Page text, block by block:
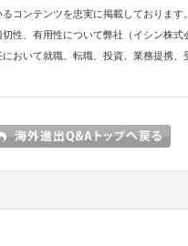
コンテンツを忠実に掲載しております。
性、有用性について弊社（イシン株式
おいて就職、転職、投資、業務提携、